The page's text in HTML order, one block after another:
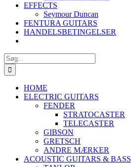
EFFECTS
Seymour Duncan
FENTURA GUITARS
HANDELSBETINGELSER
Søg
efter:
HOME
ELECTRIC GUITARS
FENDER
STRATOCASTER
TELECASTER
GIBSON
GRETSCH
ANDRE MÆRKER
ACOUSTIC GUITARS & BASS